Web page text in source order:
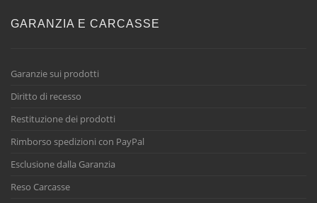
GARANZIA E CARCASSE
Garanzie sui prodotti
Diritto di recesso
Restituzione dei prodotti
Rimborso spedizioni con PayPal
Esclusione dalla Garanzia
Reso Carcasse